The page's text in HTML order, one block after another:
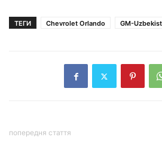
ТЕГИ Chevrolet Orlando GM-
попередня стаття